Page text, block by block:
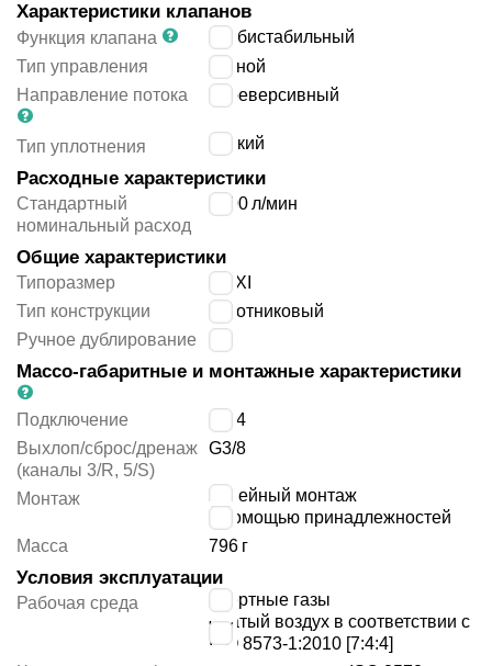
Характеристики клапанов
Функция клапана
3/2 бистабильный
Тип управления
ручной
Направление потока
нереверсивный
Тип уплотнения мягкий
Расходные характеристики
Стандартный
номинальный расход
6000 л/мин
Общие характеристики
Типоразмер
MAXI
Тип конструкции
золотниковый
Ручное дублирование
Массо-габаритные и монтажные характеристики
Подключение
G3/4
Выхлоп/сброс/дренаж
(каналы 3/R, 5/S)
G3/8
Монтаж
линейный монтаж
с помощью принадлежностей
Масса
796 г
Условия эксплуатации
Рабочая среда
инертные газы
сжатый воздух в соответствии с
ISO 8573-1:2010 [7:4:4]